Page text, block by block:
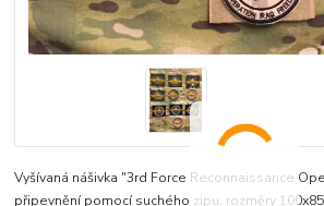
Vyšívaná nášivka "3rd Force Reconnaissance
připevnění pomocí suchého zipu, rozměry